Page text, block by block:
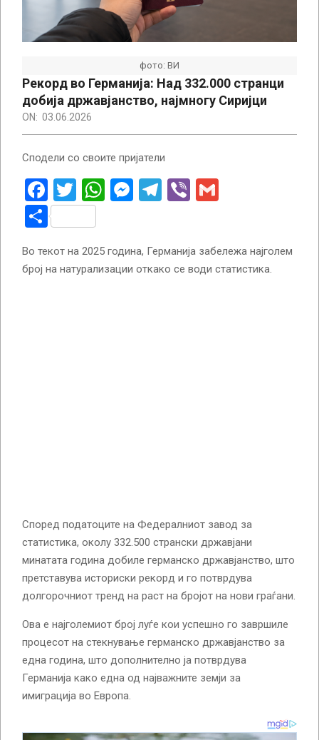
фото: ВИ
Рекорд во Германија: Над 332.000 странци
добија државјанство, најмногу Сиријци
ON: 03.06.2026
Сподели со своите пријатели
Facebook
Twitter
WhatsApp
Messenger
Telegram
Viber
Share
Во текот на 2025 година, Германија забележа најголем
број на натурализации откако се води статистика.
Според податоците на Федералниот завод за
статистика, околу 332.500 странски државјани
минатата година добиле германско државјанство, што
претставува историски рекорд и го потврдува
долгорочниот тренд на раст на бројот на нови граѓани.
Ова е најголемиот број луѓе кои успешно го завршиле
процесот на стекнување германско државјанство за
една година, што дополнително ја потврдува
Германија како една од најважните земји за
имиграција во Европа.